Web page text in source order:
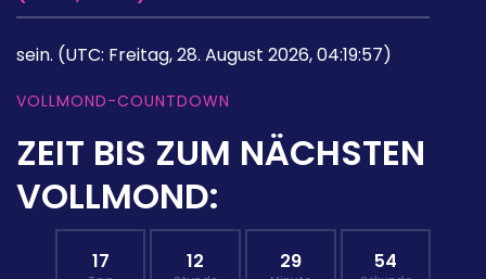
sein. (UTC: Freitag, 28. August 2026, 04:19:57)
VOLLMOND-COUNTDOWN
ZEIT BIS ZUM NÄCHSTEN
VOLLMOND:
17 12 29 53